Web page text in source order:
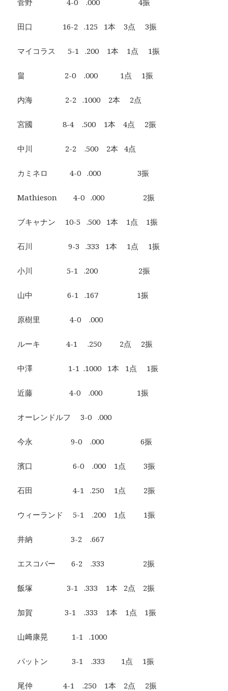
田口 16-2 .125 1本 3点 3振
マイコラス 5-1 .200 1本 1点 1振
畠 2-0 .000 1点 1振
内海 2-2 .1000 2本 2点
宮國 8-4 .500 1本 4点 2振
中川 2-2 .500 2本 4点
カミネロ 4-0 .000 3振
Mathieson 4-0 .000 2振
ブキャナン 10-5 .500 1本 1点 1振
石川 9-3 .333 1本 1点 1振
小川 5-1 .200 2振
山中 6-1 .167 1振
原樹里 4-0 .000
ルーキ 4-1 .250 2点 2振
中澤 1-1 .1000 1本 1点 1振
近藤 4-0 .000 1振
オーレンドルフ 3-0 .000
今永 9-0 .000 6振
濱口 6-0 .000 1点 3振
石田 4-1 .250 1点 2振
ウィーランド 5-1 .200 1点 1振
井納 3-2 .667
エスコバー 6-2 .333 2振
飯塚 3-1 .333 1本 2点 2振
加賀 3-1 .333 1本 1点 1振
山﨑康晃 1-1 .1000
パットン 3-1 .333 1点 1振
尾仲 4-1 .250 1本 2点 2振